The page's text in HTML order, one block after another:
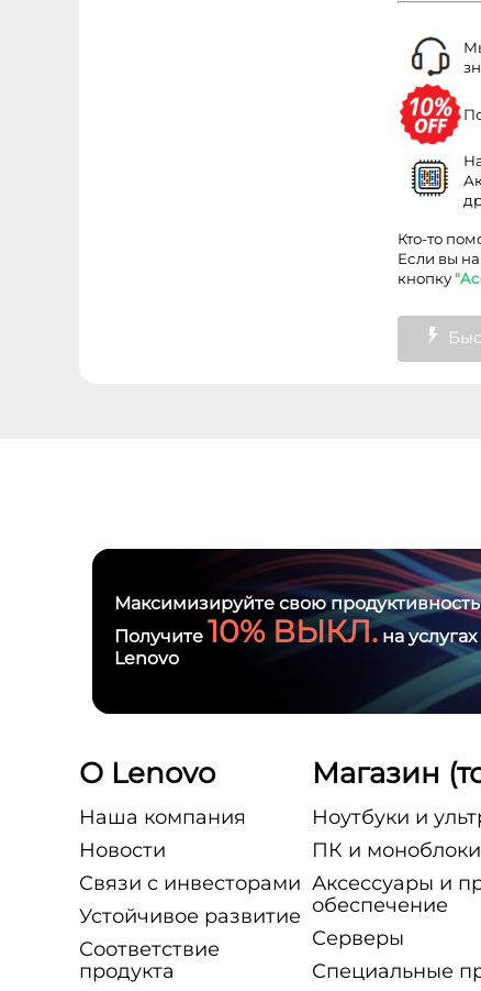
Кто-то
Если вы
кнопку
Максимизируйте свою продуктивность
Получите 10% ВЫКЛ. на услугах
Lenovo
О Lenovo
Наша компания
Новости
Связи с инвесторами
Устойчивое развитие
Соответствие
продукта
Магазин
Ноутбуки и
ПК и моноблоки
Аксессуары и
обеспечение
Серверы
Специальные